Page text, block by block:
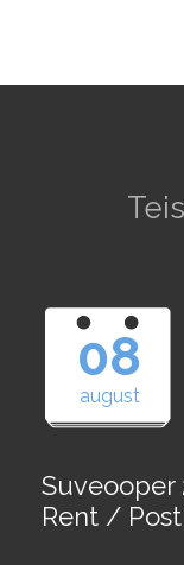
08
august
Suveooper
Rent /